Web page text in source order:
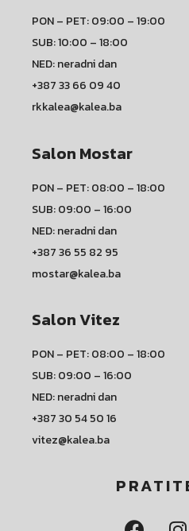
PON – PET: 09:00 – 19:00
SUB: 10:00 – 18:00
NED: neradni dan
+387 33 66 09 40
rkkalea@kalea.ba
Salon Mostar
PON – PET: 08:00 – 18:00
SUB: 09:00 – 16:00
NED: neradni dan
+387 36 55 82 95
mostar@kalea.ba
Salon Vitez
PON – PET: 08:00 – 18:00
SUB: 09:00 – 16:00
NED: neradni dan
+387 30 54 50 16
vitez@kalea.ba